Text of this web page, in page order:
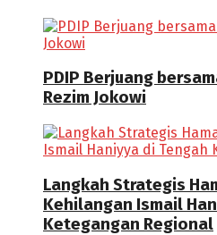
PDIP Berjuang
Rezim Jokowi
Langkah Strategis
Kehilangan Ismail
Ketegangan Regional